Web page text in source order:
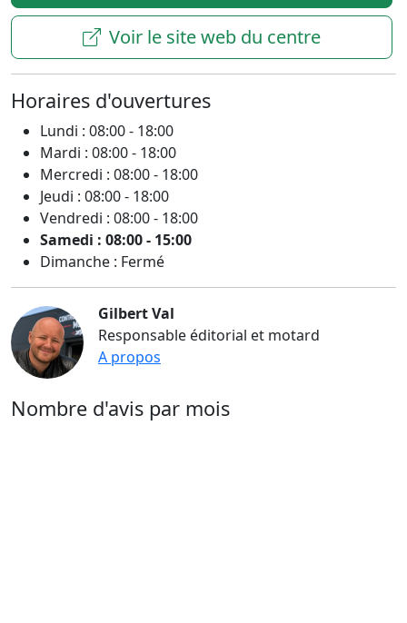
Voir le site web du centre
Horaires d'ouvertures
Lundi : 08:00 - 18:00
Mardi : 08:00 - 18:00
Mercredi : 08:00 - 18:00
Jeudi : 08:00 - 18:00
Vendredi : 08:00 - 18:00
Samedi : 08:00 - 15:00
Dimanche : Fermé
Gilbert Val
Responsable éditorial et motard
A propos
Nombre d'avis par mois